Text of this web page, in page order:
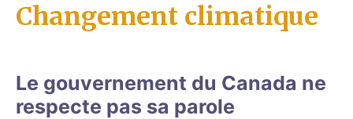
Changement climatique
Le gouvernement du Canada ne
respecte pas sa parole